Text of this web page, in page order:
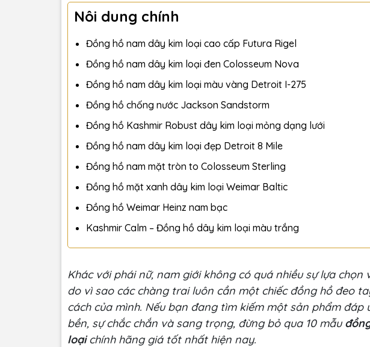
Nôi dung chính
Đồng hồ nam dây kim loại cao cấp Futura Rigel
Đồng hồ nam dây kim loại đen Colosseum Nova
Đồng hồ nam dây kim loại màu vàng Detroit I-275
Đồng hồ chống nước Jackson Sandstorm
Đồng hồ Kashmir Robust dây kim loại mỏng dạng lưới
Đồng hồ nam dây kim loại đẹp Detroit 8 Mile
Đồng hồ nam mặt tròn to Colosseum Sterling
Đồng hồ mặt xanh dây kim loại Weimar Baltic
Đồng hồ Weimar Heinz nam bạc
Kashmir Calm – Đồng hồ dây kim loại màu trắng
Khác với phái nữ, nam giới không có quá nhiều sự lựa chọn
do vì sao các chàng trai luôn cần một chiếc đồng hồ đeo
cách của mình. Nếu bạn đang tìm kiếm một sản phẩm đáp
bền, sự chắc chắn và sang trọng, đừng bỏ qua 10 mẫu
loạichính hãng giá tốt nhất hiện nay.